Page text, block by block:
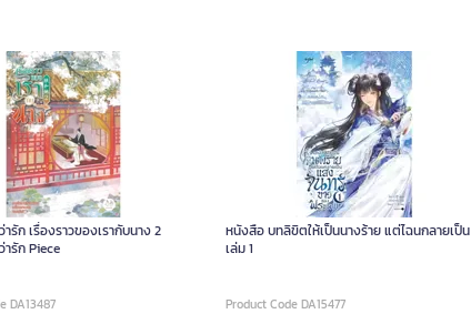
รัก เรื่องราวของเรากับนาง 2
แจ่มใสมากกว่ารัก Piece
DA13487
หนังสือ บทลิขิตให้เป็นนางร้าย แต่ไฉนกลายเป็น
เล่ม 1
Product Code DA15477